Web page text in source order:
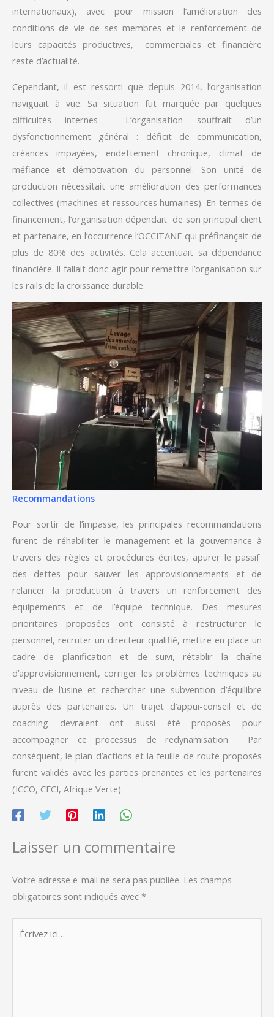
internationaux), avec pour mission l’amélioration des
conditions de vie de ses membres et le renforcement de
leurs capacités productives, commerciales et financière
reste d’actualité.
Cependant, il est ressorti que depuis 2014, l’organisation
naviguait à vue. Sa situation fut marquée par quelques
difficultés internes L’organisation souffrait d’un
dysfonctionnement général : déficit de communication,
créances impayées, endettement chronique, climat de
méfiance et démotivation du personnel. Son unité de
production nécessitait une amélioration des performances
collectives (machines et ressources humaines). En termes de
financement, l’organisation dépendait de son principal client
et partenaire, en l’occurrence l’OCCITANE qui préfinançait de
plus de 80% des activités. Cela accentuait sa dépendance
financière. Il fallait donc agir pour remettre l’organisation sur
les rails de la croissance durable.
Recommandations
Pour sortir de l’impasse, les principales recommandations
furent de réhabiliter le management et la gouvernance à
travers des règles et procédures écrites, apurer le passif
des dettes pour sauver les approvisionnements et de
relancer la production à travers un renforcement des
équipements et de l’équipe technique. Des mesures
prioritaires proposées ont consisté à restructurer le
personnel, recruter un directeur qualifié, mettre en place un
cadre de planification et de suivi, rétablir la chaîne
d’approvisionnement, corriger les problèmes techniques au
niveau de l’usine et rechercher une subvention d’équilibre
auprès des partenaires. Un trajet d’appui-conseil et de
coaching devraient ont aussi été proposés pour
accompagner ce processus de redynamisation. Par
conséquent, le plan d’actions et la feuille de route proposés
furent validés avec les parties prenantes et les partenaires
(ICCO, CECI, Afrique Verte).
Laisser un commentaire
Votre adresse e-mail ne sera pas publiée. Les champs
obligatoires sont indiqués avec *
Écrivez